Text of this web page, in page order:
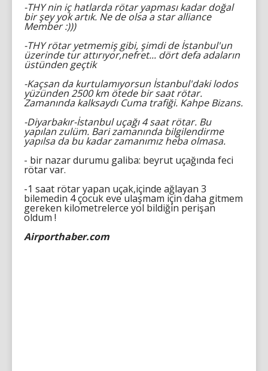
-THY nin iç hatlarda rötar yapması kadar doğal
bir şey yok artık. Ne de olsa a star alliance
Member :)))
-THY rötar yetmemiş gibi, şimdi de İstanbul'un
üzerinde tur attırıyor,nefret... dört defa adaların
üstünden geçtik
-Kaçsan da kurtulamıyorsun İstanbul'daki lodos
yüzünden 2500 km ötede bir saat rötar.
Zamanında kalksaydı Cuma trafiği. Kahpe Bizans.
-Diyarbakır-İstanbul uçağı 4 saat rötar. Bu
yapılan zulüm. Bari zamanında bilgilendirme
yapılsa da bu kadar zamanımız heba olmasa.
- bir nazar durumu galiba: beyrut uçağında feci
rötar var.
-1 saat rötar yapan uçak,içinde ağlayan 3
bilemedin 4 çocuk eve ulaşmam için daha gitmem
gereken kilometrelerce yol bildiğin perişan
oldum !
Airporthaber.com